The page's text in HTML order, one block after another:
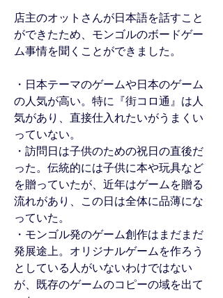
店主のオットさんが日本語を話すこと
ができたため、モンゴルのボードゲー
ム事情を聞くことができました。
・日本テーマのゲームや日本のゲーム
の人気が高い。特に『街コロ通』は人
気があり、直接仕入れたいがうまくい
っていない。
・訪問日は子供のための祝日の直後だ
った。伝統的には子供に本や玩具など
を贈っていたが、近年はゲームを贈る
流れがあり、この日は全体に品薄にな
っていた。
・モンゴル発のゲーム創作はまだまだ
発展途上。オリジナルゲームを作ろう
としている人がいないわけではない
が、既存のゲームのコピーの域を出て